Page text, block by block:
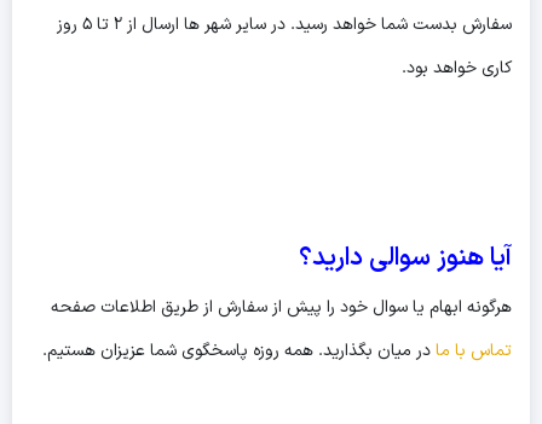
سفارش بدست شما خواهد رسید. در سایر شهر ها ارسال از ۲ تا ۵ روز
کاری خواهد بود.
آیا هنوز سوالی دارید؟
هرگونه ابهام یا سوال خود را پیش از سفارش از طریق اطلاعات صفحه
تماس با مادر میان بگذارید. همه روزه پاسخگوی شما عزیزان هستیم.